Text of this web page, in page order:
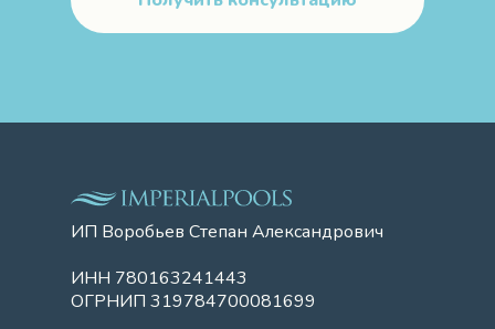
ИП Воробьев Степан Александрович
ИНН 780163241443
ОГРНИП 319784700081699